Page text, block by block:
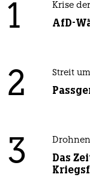
1 Krise
AfD-
2 Streit
3
Das